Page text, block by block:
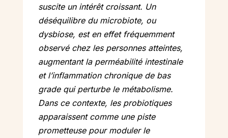
suscite un intérêt croissant. Un
déséquilibre du microbiote, ou
dysbiose, est en effet fréquemment
observé chez les personnes atteintes,
augmentant la perméabilité intestinale
et l’inflammation chronique de bas
grade qui perturbe le métabolisme.
Dans ce contexte, les probiotiques
apparaissent comme une piste
prometteuse pour moduler le